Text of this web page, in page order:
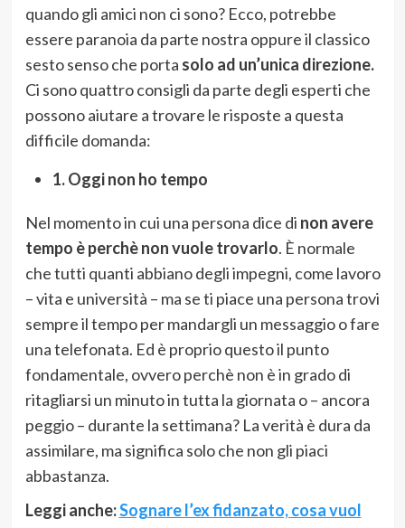
quando gli amici non ci sono? Ecco, potrebbe
essere paranoia da parte nostra oppure il classico
sesto senso che porta solo ad un’unica direzione.
Ci sono quattro consigli da parte degli esperti che
possono aiutare a trovare le risposte a questa
difficile domanda:
1. Oggi non ho tempo
Nel momento in cui una persona dice di non avere
tempo è perchè non vuole trovarlo. È normale
che tutti quanti abbiano degli impegni, come lavoro
– vita e università – ma se ti piace una persona trovi
sempre il tempo per mandargli un messaggio o fare
una telefonata. Ed è proprio questo il punto
fondamentale, ovvero perchè non è in grado di
ritagliarsi un minuto in tutta la giornata o – ancora
peggio – durante la settimana? La verità è dura da
assimilare, ma significa solo che non gli piaci
abbastanza.
Leggi anche:Sognare l’ex fidanzato, cosa vuol